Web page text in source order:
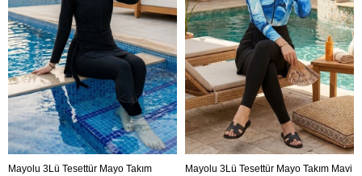
Mayolu 3Lü Tesettür Mayo Takım
Mayolu 3Lü Tesettür Mayo Takım Mavi